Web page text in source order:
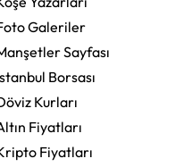
Galeriler
Sayfası
Borsası
Kurları
Fiyatları
Fiyatları